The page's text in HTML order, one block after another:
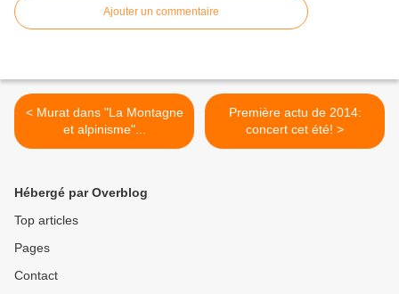
Ajouter un commentaire
< Murat dans "La Montagne
et alpinisme"...
Première actu de 2014:
concert cet été! >
Hébergé par Overblog
Top articles
Pages
Contact